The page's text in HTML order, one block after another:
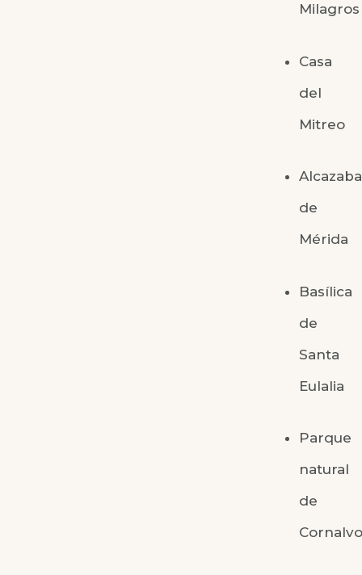
Milagros
Casa
del
Mitreo
Alcazaba
de
Mérida
Basílica
de
Santa
Eulalia
Parque
natural
de